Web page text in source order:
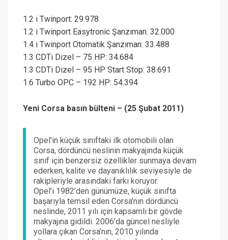
1.2 i Twinport: 29.978
1.2 i Twinport Easytronic Şanzıman: 32.000
1.4 i Twinport Otomatik Şanzıman: 33.488
1.3 CDTi Dizel – 75 HP: 34.684
1.3 CDTi Dizel – 95 HP Start Stop: 38.691
1.6 Turbo OPC – 192 HP: 54.394
Yeni Corsa basın bülteni – (25 Şubat 2011)
Opel’in küçük sınıftaki ilk otomobili olan
Corsa, dördüncü neslinin makyajında küçük
sınıf için benzersiz özellikler sunmaya devam
ederken, kalite ve dayanıklılık seviyesiyle de
rakipleriyle arasındaki farkı koruyor.
Opel’i 1982’den günümüze, küçük sınıfta
başarıyla temsil eden Corsa’nın dördüncü
neslinde, 2011 yılı için kapsamlı bir gövde
makyajına gidildi. 2006’da güncel nesliyle
yollara çıkan Corsa’nın, 2010 yılında